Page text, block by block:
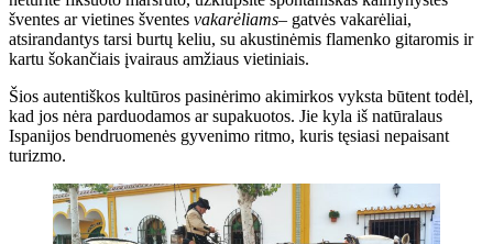
šventes ar vietines šventes vakarėliams– gatvės vakarėliai,
atsirandantys tarsi burtų keliu, su akustinėmis flamenko gitaromis ir
kartu šokančiais įvairaus amžiaus vietiniais.
Šios autentiškos kultūros pasinėrimo akimirkos vyksta būtent todėl,
kad jos nėra parduodamos ar supakuotos. Jie kyla iš natūralaus
Ispanijos bendruomenės gyvenimo ritmo, kuris tęsiasi nepaisant
turizmo.